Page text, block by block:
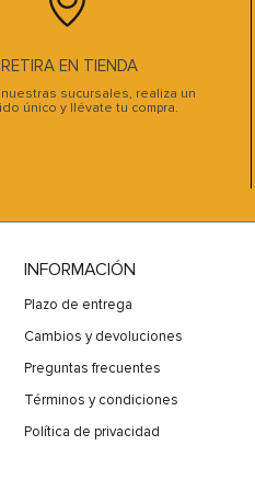
RETIRA EN TIENDA
nuestras sucursales, realiza un
único y llévate tu compra.
INFORMACIÓN
Plazo de entrega
Cambios y devoluciones
Preguntas frecuentes
Términos y condiciones
Política de privacidad